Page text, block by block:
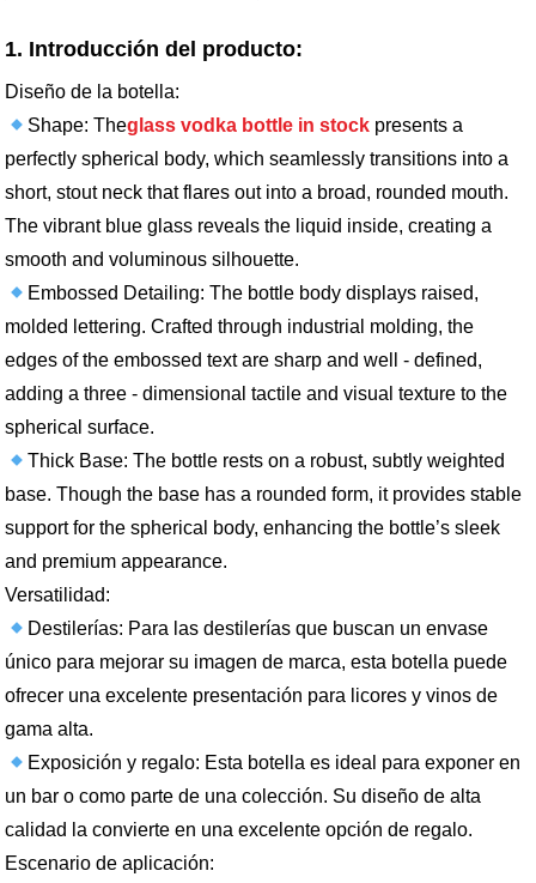
1. Introducción del producto:
Diseño de la botella:
Shape: Theglass vodka bottle in stockpresents a
perfectly spherical body, which seamlessly transitions into a
short, stout neck that flares out into a broad, rounded mouth.
The vibrant blue glass reveals the liquid inside, creating a
smooth and voluminous silhouette.
Embossed Detailing: The bottle body displays raised,
molded lettering. Crafted through industrial molding, the
edges of the embossed text are sharp and well - defined,
adding a three - dimensional tactile and visual texture to the
spherical surface.
Thick Base: The bottle rests on a robust, subtly weighted
base. Though the base has a rounded form, it provides stable
support for the spherical body, enhancing the bottle’s sleek
and premium appearance.
Versatilidad:
Destilerías: Para las destilerías que buscan un envase
único para mejorar su imagen de marca, esta botella puede
ofrecer una excelente presentación para licores y vinos de
gama alta.
Exposición y regalo: Esta botella es ideal para exponer en
un bar o como parte de una colección. Su diseño de alta
calidad la convierte en una excelente opción de regalo.
Escenario de aplicación: